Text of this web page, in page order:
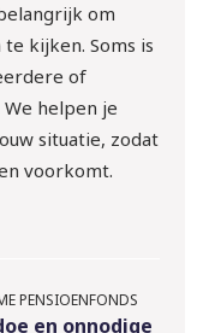
om
kijken. Soms is
of
helpen je
situatie, zodat
voorkomt.
PENSIOENFONDS
en onnodige